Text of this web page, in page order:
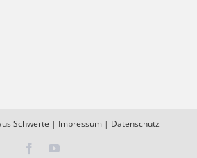
Schwerte | Impressum| Datenschutz
FacebookYouTube